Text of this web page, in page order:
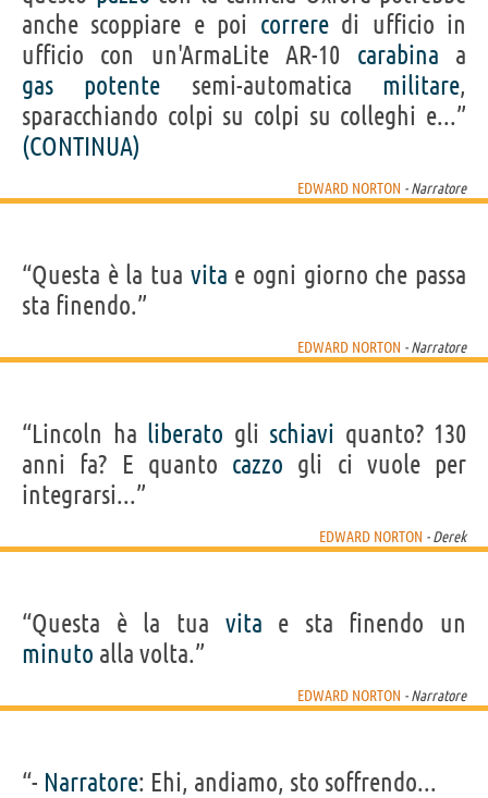
anche scoppiare e poi correredi ufficio in
ufficio con un'ArmaLite AR-10 carabina a
gas
potente semi-automatica militare,
sparacchiando colpi su colpi su colleghi e...”
(CONTINUA)
EDWARD NORTON - Narratore
“Questa è la tua vita e ogni giorno che passa
sta finendo.”
EDWARD NORTON - Narratore
“Lincoln ha liberato gli schiavi quanto? 130
anni fa? E quanto cazzo gli ci vuole per
integrarsi...”
EDWARD NORTON - Derek
“Questa è la tua vita e sta finendo un
minuto alla volta.”
EDWARD NORTON - Narratore
“- Narratore: Ehi, andiamo, sto soffrendo...